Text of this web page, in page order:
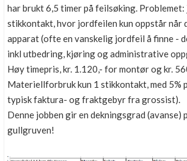
har brukt 6,5 timer på feilsøking.
stikkontakt, hvor jordfeilen kun oppstår når
apparat (ofte en vanskelig jordfeil å finne -
inkl utbedring, kjøring og administrative
Høy timepris, kr. 1.120,- for montør og kr.
Materiellforbruk kun 1 stikkontakt, med 5%
typisk faktura- og fraktgebyr fra grossist).
Denne jobben gir en dekningsgrad (avanse)
gullgruven!